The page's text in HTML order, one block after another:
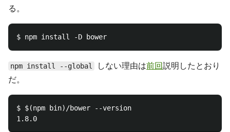
る。
npm install --global しない理由は前回説明したとおり
だ。
$ $(npm bin)/bower --version